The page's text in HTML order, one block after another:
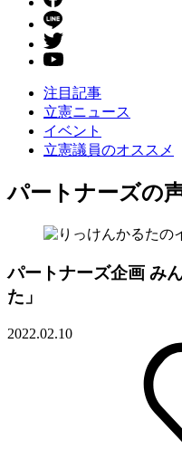
注目記事
立憲ニュース
イベント
立憲議員のオススメ
パートナーズの
パートナーズ企画 み
た」
2022.02.10